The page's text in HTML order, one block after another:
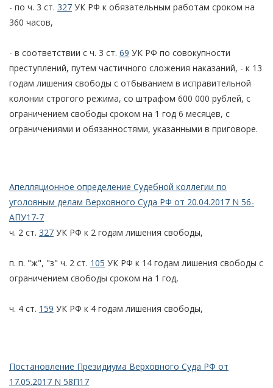
- по ч. 3 ст. 327 УК РФ к обязательным работам сроком на
360 часов,
- в соответствии с ч. 3 ст. 69 УК РФ по совокупности
преступлений, путем частичного сложения наказаний, - к 13
годам лишения свободы с отбыванием в исправительной
колонии строгого режима, со штрафом 600 000 рублей, с
ограничением свободы сроком на 1 год 6 месяцев, с
ограничениями и обязанностями, указанными в приговоре.
Апелляционное определение Судебной коллегии по
уголовным делам Верховного Суда РФ от 20.04.2017 N 56-
АПУ17-7
ч. 2 ст. 327 УК РФ к 2 годам лишения свободы,
п. п. "ж", "з" ч. 2 ст. 105 УК РФ к 14 годам лишения свободы с
ограничением свободы сроком на 1 год,
ч. 4 ст. 159 УК РФ к 4 годам лишения свободы,
Постановление Президиума Верховного Суда РФ от
17.05.2017 N 58П17